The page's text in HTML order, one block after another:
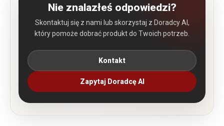
Nie znalazłeś odpowiedzi?
Skontaktuj się z nami lub skorzystaj z Doradcy AI,
który pomoże dobrać produkt do Twoich potrzeb.
Kontakt
Zapytaj Doradcę AI